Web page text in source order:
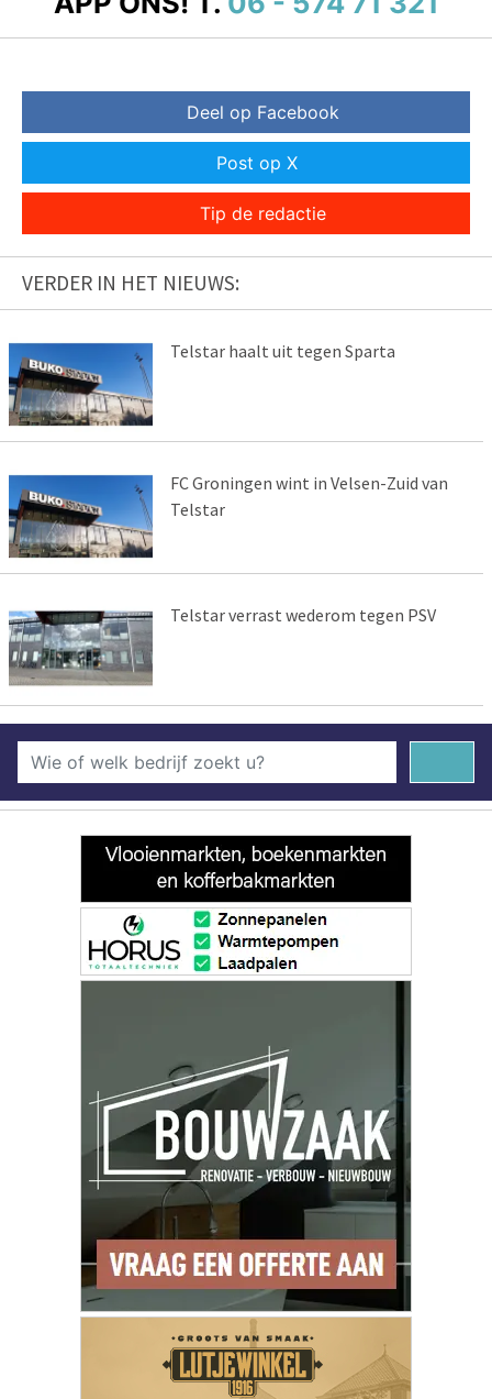
Deel op Facebook
Post op X
Tip de redactie
VERDER IN HET NIEUWS:
Telstar haalt uit tegen Sparta
FC Groningen wint in Velsen-Zuid van
Telstar
Telstar verrast wederom tegen PSV